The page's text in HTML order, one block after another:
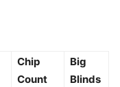
Chip
Count
Big
Blinds